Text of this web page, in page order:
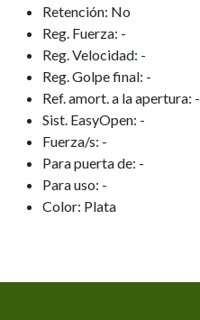
Retención: No
Reg. Fuerza: -
Reg. Velocidad: -
Reg. Golpe final: -
Ref. amort. a la apertura: -
Sist. EasyOpen: -
Fuerza/s: -
Para puerta de: -
Para uso: -
Color: Plata